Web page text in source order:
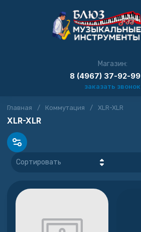
Магазин:
8 (4967) 37-92-99
заказать звонок
Главная / Коммутация / XLR-XLR
XLR-XLR
Сортировать
Название - Я-А